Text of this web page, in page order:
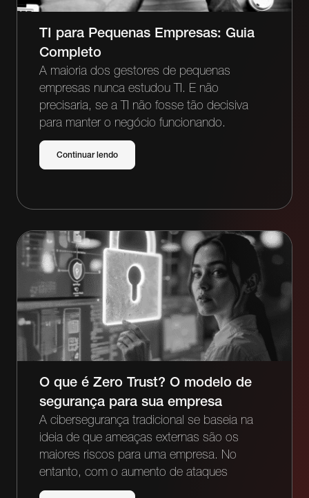
TI para Pequenas Empresas: Guia
Completo
A maioria dos gestores de pequenas
empresas nunca estudou TI. E não
precisaria, se a TI não fosse tão decisiva
para manter o negócio funcionando.
Continuar lendo
O que é Zero Trust? O modelo de
segurança para sua empresa
A cibersegurança tradicional se baseia na
ideia de que ameaças externas são os
maiores riscos para uma empresa. No
entanto, com o aumento de ataques